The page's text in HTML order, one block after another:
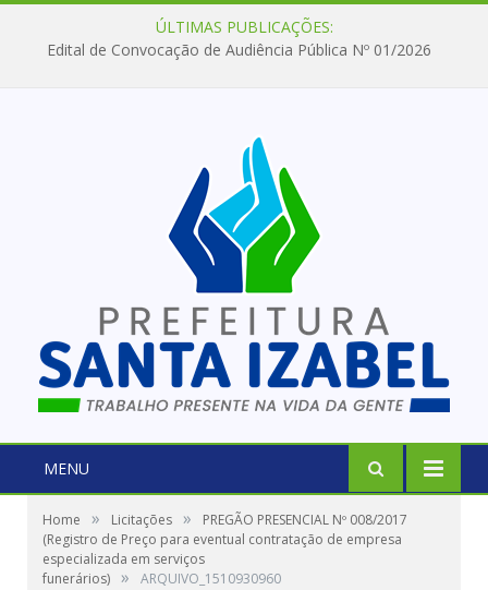
ÚLTIMAS PUBLICAÇÕES:
Edital de Convocação de Audiência Pública Nº 01/2026
MENU
Home » Licitações »
PREGÃO PRESENCIAL Nº 008/2017
(Registro de Preço para eventual contratação de empresa
especializada em serviços
funerários) » ARQUIVO_1510930960